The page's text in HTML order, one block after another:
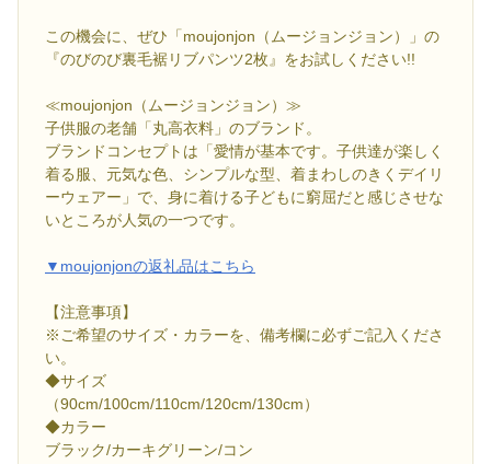
この機会に、ぜひ「moujonjon（ムージョンジョン）」の
『のびのび裏毛裾リブパンツ2枚』をお試しください!!
≪moujonjon（ムージョンジョン）≫
子供服の老舗「丸高衣料」のブランド。
ブランドコンセプトは「愛情が基本です。子供達が楽しく
着る服、元気な色、シンプルな型、着まわしのきくデイリ
ーウェアー」で、身に着ける子どもに窮屈だと感じさせな
いところが人気の一つです。
▼moujonjonの返礼品はこちら
【注意事項】
※ご希望のサイズ・カラーを、備考欄に必ずご記入くださ
い。
◆サイズ
（90cm/100cm/110cm/120cm/130cm）
◆カラー
ブラック/カーキグリーン/コン